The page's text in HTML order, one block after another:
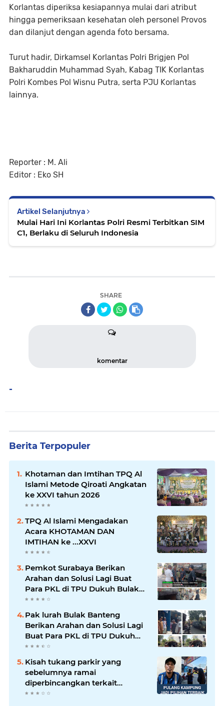
Korlantas diperiksa kesiapannya mulai dari atribut
hingga pemeriksaan kesehatan oleh personel Provos
dan dilanjut dengan agenda foto bersama.
Turut hadir, Dirkamsel Korlantas Polri Brigjen Pol
Bakharuddin Muhammad Syah, Kabag TIK Korlantas
Polri Kombes Pol Wisnu Putra, serta PJU Korlantas
lainnya.
Reporter : M. Ali
Editor : Eko SH
Artikel Selanjutnya
Mulai Hari Ini Korlantas Polri Resmi Terbitkan SIM
C1, Berlaku di Seluruh Indonesia
SHARE
komentar
-
Berita Terpopuler
Khotaman dan Imtihan TPQ Al
Islami Metode Qiroati Angkatan
ke XXVI tahun 2026
TPQ Al Islami Mengadakan
Acara KHOTAMAN DAN
IMTIHAN ke ...XXVI
Pemkot Surabaya Berikan
Arahan dan Solusi Lagi Buat
Para PKL di TPU Dukuh Bulak
Banteng Surabaya
Pak lurah Bulak Banteng
Berikan Arahan dan Solusi Lagi
Buat Para PKL di TPU Dukuh
Bulak Banteng Surabaya
Kisah tukang parkir yang
sebelumnya ramai
diperbincangkan terkait
persoalan parkir gratis di